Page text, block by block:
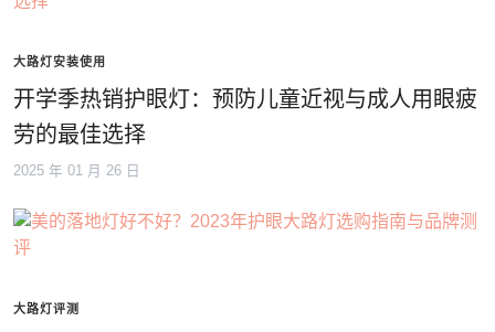
大路灯安装使用
开学季热销护眼灯：预防儿童近视与成人用眼疲
劳的最佳选择
2025 年 01 月 26 日
大路灯评测